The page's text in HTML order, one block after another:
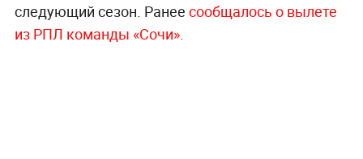
следующий сезон. Ранее сообщалось о вылете
из РПЛ команды «Сочи».